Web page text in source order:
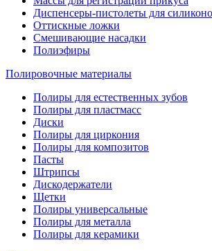
Диспенсеры-пистолеты для
Оттискные ложки
Смешивающие насадки
Полиэфиры
Полировочные материалы
Полиры для естественных зубов
Полиры для пластмасс
Диски
Полиры для циркония
Полиры для композитов
Пасты
Штрипсы
Дискодержатели
Щетки
Полиры универсальные
Полиры для металла
Полиры для керамики